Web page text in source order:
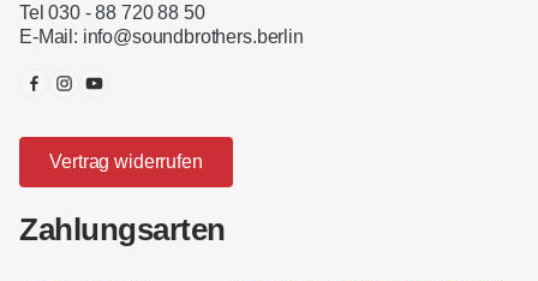
Tel 030 - 88 720 88 50
E-Mail: info@soundbrothers.berlin
Vertrag widerrufen
Zahlungsarten